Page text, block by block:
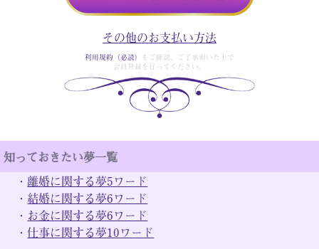
その他のお支払い方法
利用規約（必読）
をご確認、ご了承頂いた上で
会員登録を行ってください。
知っておきたい夢一覧
・ 離婚に関する夢5ワード
・ 結婚に関する夢6ワード
・ お金に関する夢6ワード
・仕事に関する夢10ワード